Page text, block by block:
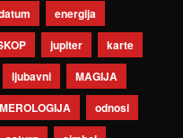
energija
jupiter
karte
ljubavni
MAGIJA
odnosi